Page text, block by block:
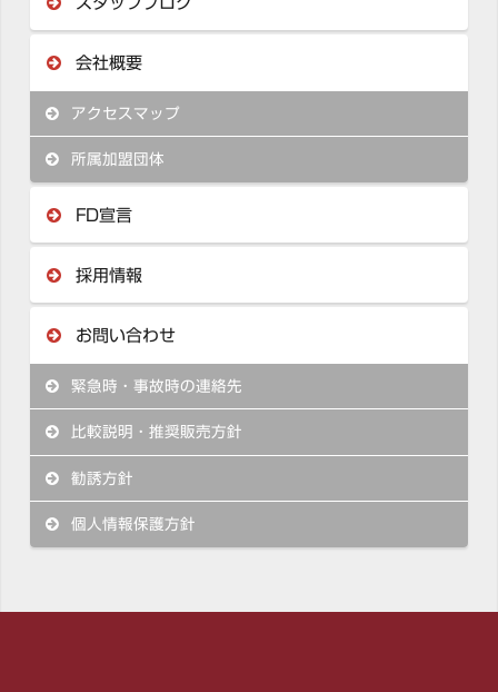
会社概要
アクセスマップ
所属加盟団体
FD宣言
採用情報
お問い合わせ
緊急時・事故時の連絡先
比較説明・推奨販売方針
勧誘方針
個人情報保護方針